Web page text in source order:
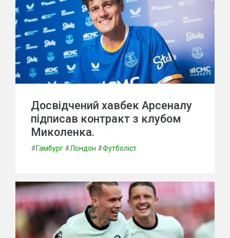
Досвідчений хавбек Арсеналу
підписав контракт з клубом
Миколенка.
#Гамбург #Лондон #Футболіст